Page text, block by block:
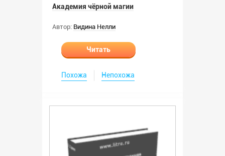
Академия чёрной магии
Автор: Видина Нелли
Читать
Похожа Непохожа